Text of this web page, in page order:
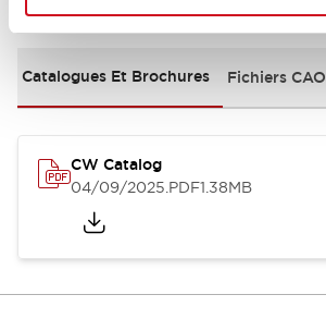
Catalogues Et Brochures Fichiers CAO
CW Catalog
04/09/2025.PDF1.38MB